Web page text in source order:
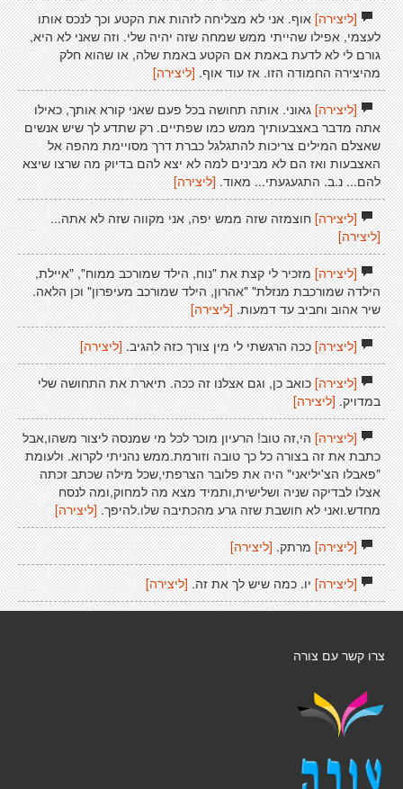
[ליצירה]אוף. אני לא מצליחה לזהות את הקטע וכך לנכס אותו
לעצמי, אפילו שהייתי ממש שמחה שזה יהיה שלי. וזה שאני לא היא,
גורם לי לא לדעת באמת אם הקטע באמת שלה, או שהוא חלק
מהיצירה החמודה הזו. אז עוד אוף. [ליצירה]
[ליצירה]גאוני. אותה תחושה בכל פעם שאני קורא אותך, כאילו
אתה מדבר באצבעותיך ממש כמו שפתיים. רק שתדע לך שיש אנשים
שאצלם המילים צריכות להתגלגל כברת דרך מסויימת מהפה אל
האצבעות ואז הם לא מבינים למה לא יצא להם בדיוק מה שרצו שיצא
להם... נ.ב. התגעגעתי... מאוד. [ליצירה]
[ליצירה]חוצמזה שזה ממש יפה, אני מקווה שזה לא אתה...
[ליצירה]
[ליצירה]מזכיר לי קצת את "נוח, הילד שמורכב ממוח", "איילת,
הילדה שמורכבת מנזלת" "אהרון, הילד שמורכב מעיפרון" וכן הלאה.
שיר אהוב וחביב עד דמעות. [ליצירה]
[ליצירה]ככה הרגשתי לי מין צורך כזה להגיב. [ליצירה]
[ליצירה]כואב כן, וגם אצלנו זה ככה. תיארת את התחושה שלי
במדויק. [ליצירה]
[ליצירה]הי,זה טוב! הרעיון מוכר לכל מי שמנסה ליצור משהו,אבל
כתבת את זה בצורה כל כך טובה וזורמת.ממש נהניתי לקרוא. ולעומת
"פאבלו הצ'יליאני" היה את פלובר הצרפתי,שכל מילה שכתב זכתה
אצלו לבדיקה שניה ושלישית,ותמיד מצא מה למחוק,ומה לנסח
מחדש.ואני לא חושבת שזה גרע מהכתיבה שלו.להיפך.[ליצירה]
[ליצירה]מרתק. [ליצירה]
[ליצירה]יו. כמה שיש לך את זה. [ליצירה]
צרו קשר עם צורה